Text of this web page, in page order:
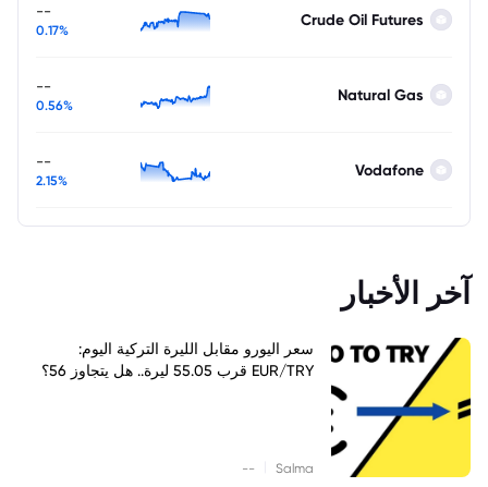
Crude Oil Futures
--
0.17%
Natural Gas
--
0.56%
Vodafone
--
2.15%
آخر الأخبار
سعر اليورو مقابل الليرة التركية اليوم:
EUR/TRY قرب 55.05 ليرة.. هل يتجاوز 56؟
Salma
--